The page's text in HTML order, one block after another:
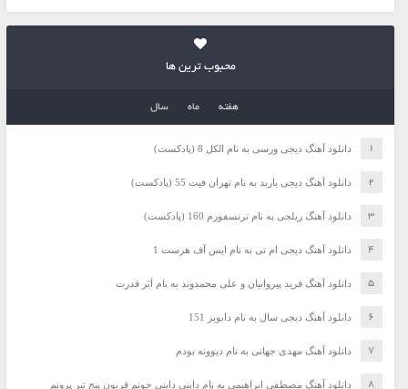
محبوب ترین ها
هفته ماه سال
دانلود آهنگ دیجی ورسی به نام الکل 8 (پادکست)
دانلود آهنگ دیجی باربد به نام تهران فیت 55 (پادکست)
دانلود آهنگ ریلجی به نام ترنسفورم 160 (پادکست)
دانلود آهنگ دیجی ام تی به نام ایس آف هرست 1
دانلود آهنگ فرید پیروانیان و علی محمدوند به نام اَبَر قدرت
دانلود آهنگ دیجی سال به نام دابویز 151
دانلود آهنگ مهدی جهانی به نام دیوونه بودم
دانلود آهنگ مصطفی ابراهیمی به نام داینی داینی جونم قربون پنج تیر پرونم